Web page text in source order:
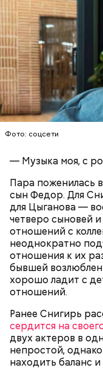
Фото: соцсети
— Музыка моя, с
Пара поженилась
сын Федор. Для
для Цыганова —
четверо сыновей
отношений с
неоднократно
отношения к их
бывшей
хорошо ладит с
отношений.
Ранее Снигирь
сердится на
двух актеров в
непростой,
находить баланс
День
Грибным дождем
выпадают в
после них в лесу
дождь и прозвали
началом грибного
месяца
праздник принято
грибы, даже если
— В дыне
представлен
помнить, что
увлекаться, так
сахарным
подчеркнула
Ранние плоды, по